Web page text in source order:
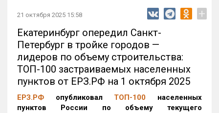
21 октября 2025 15:58 +
Екатеринбург опередил Санкт-
Петербург в тройке городов —
лидеров по объему строительства:
ТОП-100 застраиваемых населенных
пунктов от ЕРЗ.РФ на 1 октября 2025
ЕРЗ.РФ опубликовал ТОП-100 населенных
пунктов России по объему текущего